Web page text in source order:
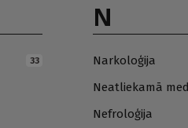
33
N
Narkoloģija
Neatliekamā
Nefroloģija